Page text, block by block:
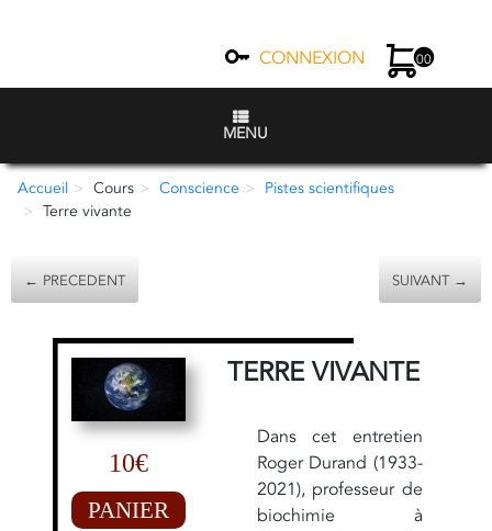
CONNEXION 00
MENU
Accueil Cours Conscience
Pistes scientifiques
Terre vivante
← PRECEDENT SUIVANT →
10€
PANIER
TERRE VIVANTE
Dans cet entretien
Roger Durand (1933-
2021), professeur de
biochimie à